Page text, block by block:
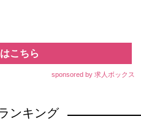
こちら
sponsored by 求人ボックス
ンキング